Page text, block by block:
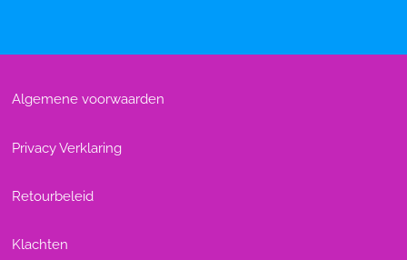
Algemene voorwaarden
Privacy Verklaring
Retourbeleid
Klachten